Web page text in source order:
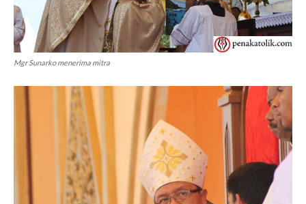
Mgr Sunarko menerima mitra